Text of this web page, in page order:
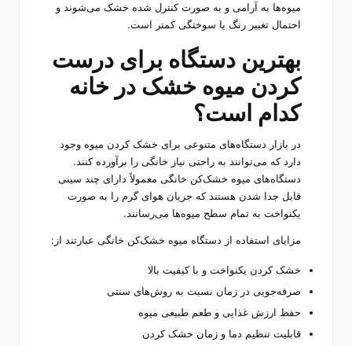
میوه‌ها به آرامی و به صورت کنترل شده خشک می‌شوند و
احتمال تغییر رنگ یا سوختگی کمتر است.
بهترین دستگاه برای درست
کردن میوه خشک در خانه
کدام است؟
در بازار دستگاه‌های متنوعی برای خشک کردن میوه وجود
دارد که می‌توانند به راحتی نیاز خانگی را برآورده کنند.
دستگاه‌های میوه خشک‌کن خانگی معمولاً دارای چند سینی
قابل جدا شدن هستند که جریان هوای گرم را به صورت
یکنواخت به تمام سطح میوه‌ها می‌رسانند.
مزایای استفاده از دستگاه میوه خشک‌کن خانگی عبارتند از:
خشک کردن یکنواخت و با کیفیت بالا
صرفه‌جویی در زمان نسبت به روش‌های سنتی
حفظ ارزش غذایی و طعم طبیعی میوه
قابلیت تنظیم دما و زمان خشک کردن